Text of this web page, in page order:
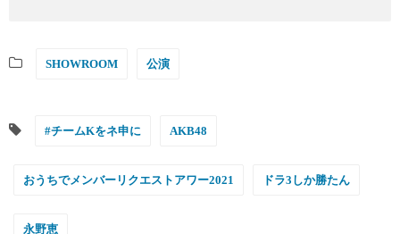
SHOWROOM 公演
#チームKをネ申に AKB48
おうちでメンバーリクエストアワー2021 ドラ3しか勝たん
永野恵